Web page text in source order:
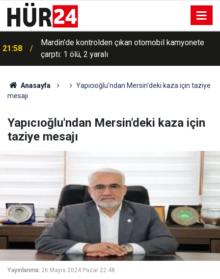
21:58
Mardin'de kontrolden çıkan otomobil kamyonete
çarptı: 1 ölü, 2 yaralı
Anasayfa
Yapıcıoğlu'ndan Mersin'deki kaza için taziye
mesajı
Yapıcıoğlu'ndan Mersin'deki kaza için
taziye mesajı
Yayınlanma: 26 Mayıs 2024 Pazar 22:48